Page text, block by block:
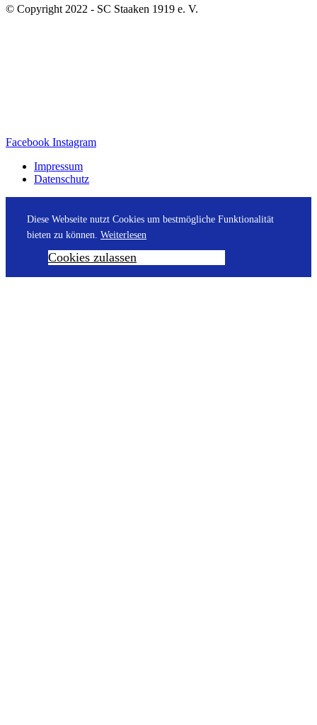
© Copyright 2022 - SC Staaken 1919 e. V.
Facebook Instagram
Impressum
Datenschutz
Diese Webseite nutzt Cookies um bestmögliche Funktionalität
bieten zu können. Weiterlesen
Cookies zulassen